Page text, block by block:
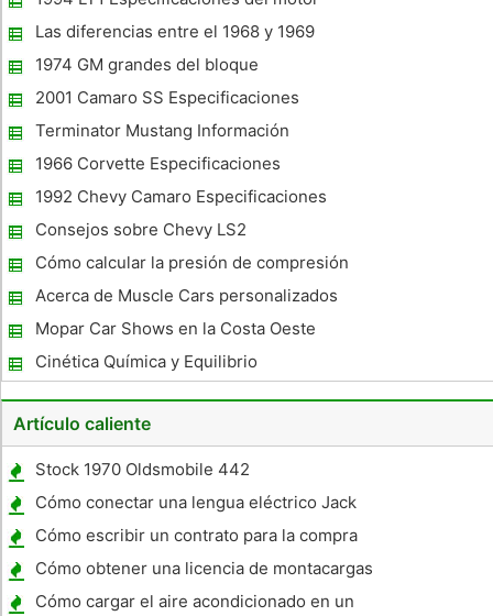
Opciones de motor El cargador de 1967 ofrecieron varias
opciones de motor
Las diferencias entre el 1968 y 1969
Chevelle
1974 GM grandes del bloque
Especificaciones
2001 Camaro SS Especificaciones
Terminator Mustang Información
1966 Corvette Especificaciones
1992 Chevy Camaro Especificaciones
Consejos sobre Chevy LS2
Cómo calcular la presión de compresión
Acerca de Muscle Cars personalizados
Mopar Car Shows en la Costa Oeste
Cinética Química y Equilibrio
Artículo caliente
Stock 1970 Oldsmobile 442
Especificaciones
Cómo conectar una lengua eléctrico Jack
Cómo escribir un contrato para la compra
de un coche
Cómo obtener una licencia de montacargas
en Paducah, KY
Cómo cargar el aire acondicionado en un